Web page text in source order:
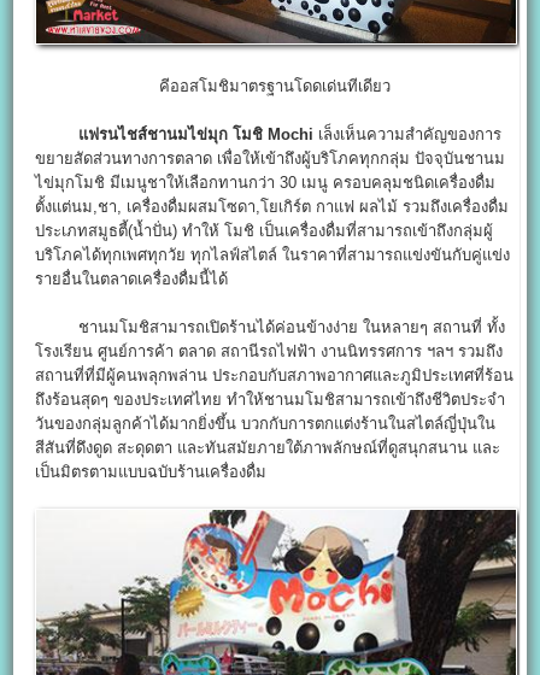
คีออสโมชิมาตรฐานโดดเด่นทีเดียว
แฟรนไชส์ชานมไข่มุก โมชิ Mochi เล็งเห็นความสำคัญของการ
ขยายสัดส่วนทางการตลาด เพื่อให้เข้าถึงผู้บริโภคทุกกลุ่ม ปัจจุบันชานม
ไข่มุกโมชิ มีเมนูชาให้เลือกทานกว่า 30 เมนู ครอบคลุมชนิดเครื่องดื่ม
ตั้งแต่นม,ชา, เครื่องดื่มผสมโซดา,โยเกิร์ต กาแฟ ผลไม้ รวมถึงเครื่องดื่ม
ประเภทสมูธตี้(น้ำปั่น) ทำให้ โมชิ เป็นเครื่องดื่มที่สามารถเข้าถึงกลุ่มผู้
บริโภคได้ทุกเพศทุกวัย ทุกไลฟ์สไตล์ ในราคาที่สามารถแข่งขันกับคู่แข่ง
รายอื่นในตลาดเครื่องดื่มนี้ได้
ชานมโมชิสามารถเปิดร้านได้ค่อนข้างง่าย ในหลายๆ สถานที่ ทั้ง
โรงเรียน ศูนย์การค้า ตลาด สถานีรถไฟฟ้า งานนิทรรศการ ฯลฯ รวมถึง
สถานที่ที่มีผู้คนพลุกพล่าน ประกอบกับสภาพอากาศและภูมิประเทศที่ร้อน
ถึงร้อนสุดๆ ของประเทศไทย ทำให้ชานมโมชิสามารถเข้าถึงชีวิตประจำ
วันของกลุ่มลูกค้าได้มากยิ่งขึ้น บวกกับการตกแต่งร้านในสไตล์ญี่ปุ่นใน
สีสันที่ดึงดูด สะดุดตา และทันสมัยภายใต้ภาพลักษณ์ที่ดูสนุกสนาน และ
เป็นมิตรตามแบบฉบับร้านเครื่องดื่ม